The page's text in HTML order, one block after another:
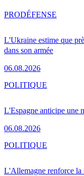
L'Ukraine estime que
dans son armée
06.08.2026
PRODÉFENSE
L'Espagne anticipe une
06.08.2026
POLITIQUE
L'Allemagne renforce la
POLITIQUE